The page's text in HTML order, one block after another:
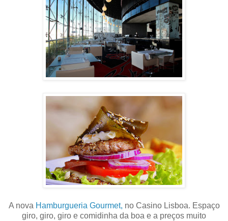
A nova Hamburgueria Gourmet, no Casino Lisboa. Espaço
giro, giro, giro e comidinha da boa e a preços muito